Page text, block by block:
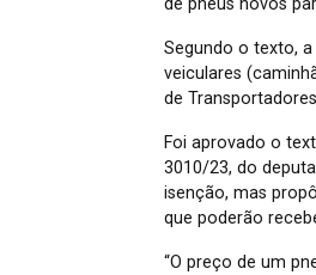
de pneus novos
Segundo o texto,
veiculares
de
Foi aprovado o
3010/23, do
isenção, mas
que poderão
“O preço de um